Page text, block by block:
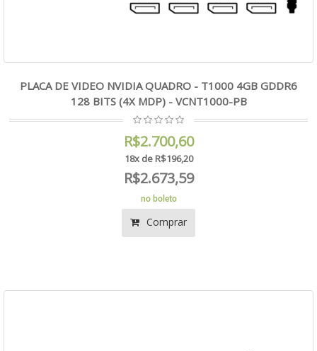
PLACA DE VIDEO NVIDIA QUADRO - T1000 4GB GDDR6
128 BITS (4X MDP) - VCNT1000-PB
R$2.700,60
18x de R$196,20
R$2.673,59
no boleto
Comprar